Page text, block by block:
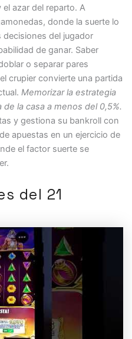
azar del reparto. A
donde la suerte lo
del jugador
de ganar. Saber
o separar pares
crupier convierte una partida
Memorizar la estrategia
la casa a menos del 0,5%.
y gestiona su bankroll con
apuestas en un ejercicio de
el factor suerte se
del 21